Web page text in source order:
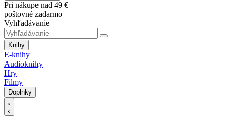
Pri nákupe nad 49 €
poštovné zadarmo
Vyhľadávanie
Knihy
E-knihy
Audioknihy
Hry
Filmy
Doplnky